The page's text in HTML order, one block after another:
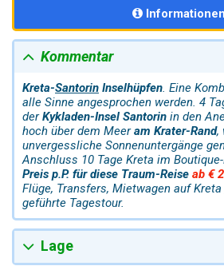
Informationen
Kommentar
Kreta-Santorin Inselhüpfen. Eine
alle Sinne angesprochen werden. 4
derKykladen-Insel Santorin in den
hoch über dem Meeram Krater-Rand,
unvergessliche Sonnenuntergänge
Anschluss 10 Tage Kreta im
Preis p.P. für diese Traum-Reise ab €
Flüge, Transfers, Mietwagen auf
geführte Tagestour.
Lage